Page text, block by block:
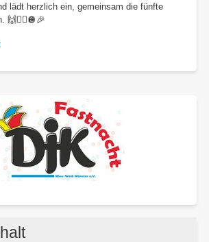
lädt herzlich ein, gemeinsam die fünfte
🙌👯‍♂️🪩🎉